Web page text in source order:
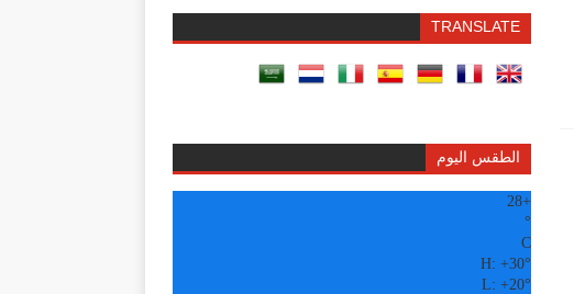
TRANSLATE
الطقس اليوم
+
28
°
C
H: +30°
L: +20°